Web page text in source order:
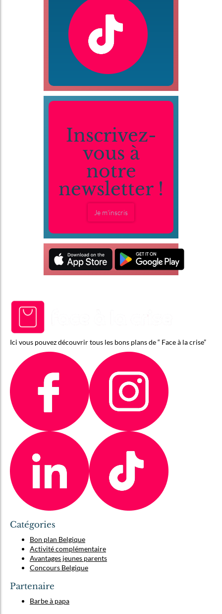
Inscrivez-
vous à
notre
newsletter !
Je m'inscris
Ici vous pouvez découvrir tous les bons plans de “ Face à la crise”
Catégories
Bon plan Belgique
Activité complémentaire
Avantages jeunes parents
Concours Belgique
Partenaire
Barbe à papa